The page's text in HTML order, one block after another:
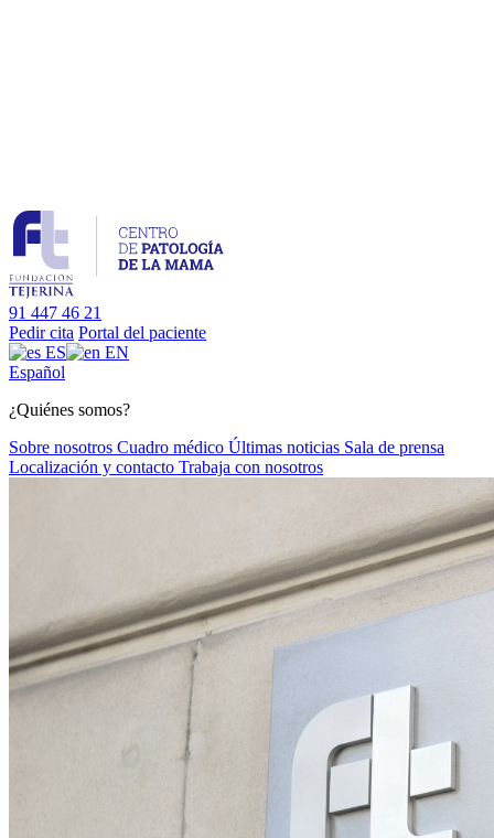
91 447 46 21
Pedir cita Portal del paciente
ES
EN
Español
¿Quiénes somos?
Sobre nosotros Cuadro médico Últimas noticias Sala de prensa
Localización y contacto Trabaja con nosotros